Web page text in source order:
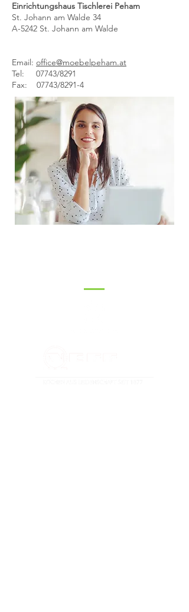
Einrichtungshaus Tischlerei Peham
St. Johann am Walde 34
A-5242 St. Johann am Walde
Email: office@moebelpeham.at
Tel: 07743/8291
Fax: 07743/8291-4